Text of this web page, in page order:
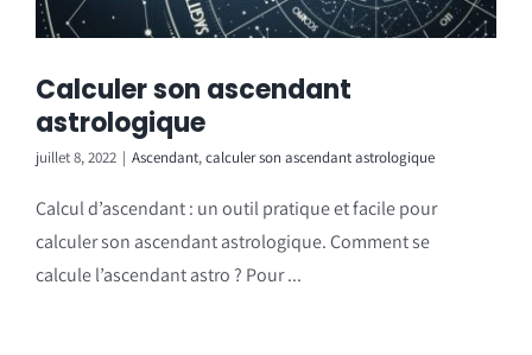
Calculer son ascendant
astrologique
juillet 8, 2022 | Ascendant,calculer son ascendant astrologique
Calcul d’ascendant : un outil pratique et facile pour
calculer son ascendant astrologique. Comment se
calcule l’ascendant astro ? Pour ...